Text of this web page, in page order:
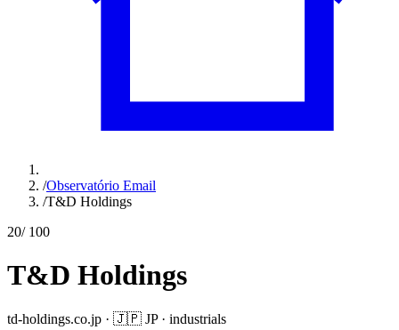
/Observatório Email
/T&D Holdings
20/ 100
T&D Holdings
td-holdings.co.jp · 🇯🇵 JP· industrials